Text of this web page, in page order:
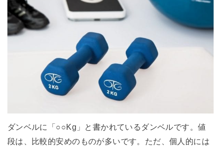
ダンベルに「○○Kg」と書かれているダンベルです。値
段は、比較的安めのものが多いです。ただ、個人的には